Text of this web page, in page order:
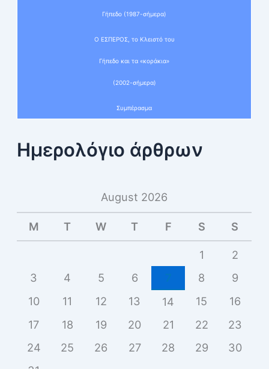
Γήπεδο (1987-σήμερα)
Ο ΕΣΠΕΡΟΣ, το Κλειστό του
Γήπεδο και τα «κοράκια»
(2002-σήμερα)
Συμπέρασμα
Ημερολόγιο άρθρων
August 2026
M T W T F S S
1
2
3
4 5 6 8
9
10
11 12 13 14 15
16
17
18 19 20 21 22
23
24
25 26 27 28 29
30